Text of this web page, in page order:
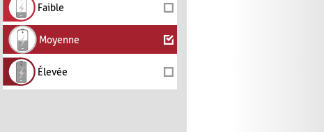
Faible
Moyenne
Élevée